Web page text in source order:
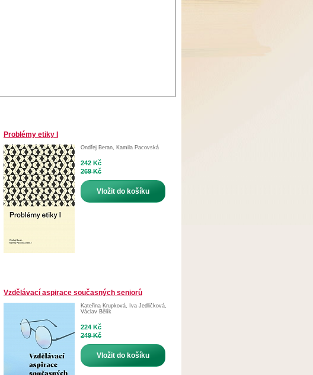
Problémy etiky I
Ondřej Beran, Kamila Pacovská
242 Kč
269 Kč
Vložit do košíku
Vzdělávací aspirace současných seniorů
Kateřina Krupková, Iva Jedličková,
Václav Bělík
224 Kč
249 Kč
Vložit do košíku